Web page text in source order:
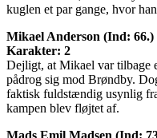
kuglen et par gange, hvor
Mikael Anderson (Ind: 66.)
Karakter: 2
Dejligt, at Mikael var tilbage
pådrog sig mod Brøndby.
faktisk fuldstændig usynlig
kampen blev fløjtet af.